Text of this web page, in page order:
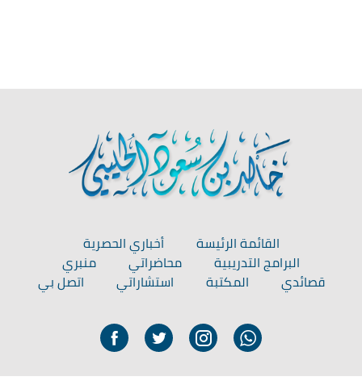
القائمة الرئيسة
أخباري الحصرية
البرامج التدريبية
محاضراتي
منبري
قصائدي
المكتبة استشاراتي اتصل بي